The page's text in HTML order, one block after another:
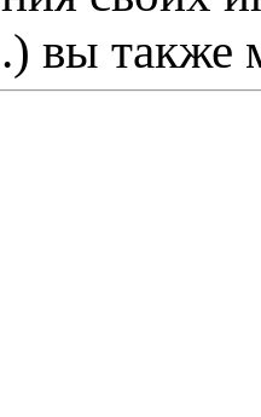
вы также